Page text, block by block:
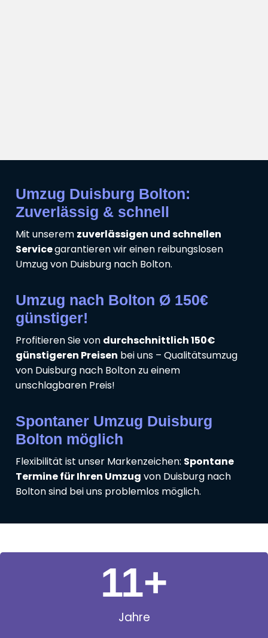
Umzug Duisburg Bolton:
Zuverlässig & schnell
Mit unserem zuverlässigen und schnellen
Servicegarantieren wir einen reibungslosen
Umzug von Duisburg nach Bolton.
Umzug nach Bolton Ø 150€
günstiger!
Profitieren Sie von durchschnittlich 150€
günstigeren Preisen bei uns – Qualitätsumzug
von Duisburg nach Bolton zu einem
unschlagbaren Preis!
Spontaner Umzug Duisburg
Bolton möglich
Flexibilität ist unser Markenzeichen: Spontane
Termine für Ihren Umzug von Duisburg nach
Bolton sind bei uns problemlos möglich.
Jahre
11+